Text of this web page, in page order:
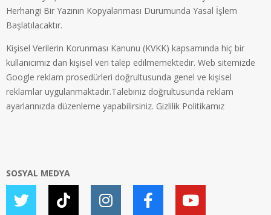
Herhangi Bir Yazının Kopyalanması Durumunda Yasal İşlem
Başlatılacaktır.
Kişisel Verilerin Korunması Kanunu (KVKK) kapsamında hiç bir
kullanıcımız dan kişisel veri talep edilmemektedir. Web sitemizde
Google reklam prosedürleri doğrultusunda genel ve kişisel
reklamlar uygulanmaktadır.Talebiniz doğrultusunda reklam
ayarlarınızda düzenleme yapabilirsiniz. Gizlilik Politikamız
SOSYAL MEDYA